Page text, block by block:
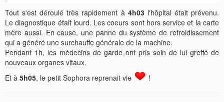
Tout s'est déroulé très rapidement à 4h03l'hôpital était prévenu.
Le diagnostique était lourd. Les coeurs sont hors service et la carte
mère aussi. En cause, une panne du système de refroidissement
qui a généré une surchauffe générale de la machine.
Pendant 1h, les médecins de garde ont pris soin de lui greffé de
nouveaux organes vitaux.
Et à 5h05, le petit Sophora reprenait vie !